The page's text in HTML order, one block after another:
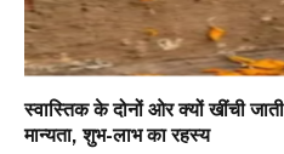
स्वास्तिक के दोनों ओर क्यों खींची
मान्यता, शुभ-लाभ का रहस्य